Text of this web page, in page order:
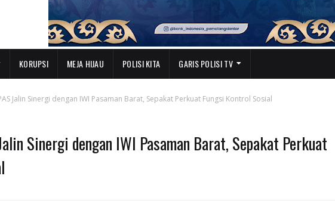
KORUPSI MEJA HIJAU POLISI KITA GARIS POLISI TV
Jalin Sinergi dengan IWI Pasaman Barat, Sepakat Perkuat Fungsi Kontrol Sosial
Sinergi dengan IWI Pasaman Barat, Sepakat Perkuat